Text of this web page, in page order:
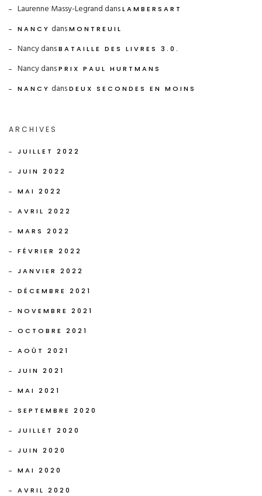
Laurenne Massy-LegranddansLAMBERSART
NANCY dansMONTREUIL
NancydansBATAILLE DES LIVRES 3.0.
NancydansPRIX PAUL HURTMANS
NANCY dansDEUX SECONDES EN MOINS
ARCHIVES
JUILLET 2022
JUIN 2022
MAI 2022
AVRIL 2022
MARS 2022
FÉVRIER 2022
JANVIER 2022
DÉCEMBRE 2021
NOVEMBRE 2021
OCTOBRE 2021
AOÛT 2021
JUIN 2021
MAI 2021
SEPTEMBRE 2020
JUILLET 2020
JUIN 2020
MAI 2020
AVRIL 2020